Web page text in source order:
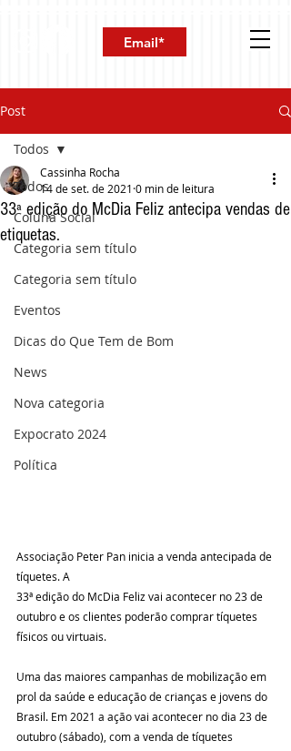
Post
Todos
Coluna Social
Categoria sem título
Categoria sem título
Eventos
Dicas do Que Tem de Bom
News
Nova categoria
Expocrato 2024
Política
Todos
33ª edição do McDia Feliz antecipa vendas de
etiquetas.
Cassinha Rocha
14 de set. de 2021 0 min de leitura
Associação Peter Pan inicia a venda antecipada de
tíquetes. A
33ª edição do McDia Feliz vai acontecer no 23 de
outubro e os clientes poderão comprar tíquetes
Uma das maiores campanhas de mobilização em
prol da saúde e educação de crianças e jovens do
Brasil. Em 2021 a ação vai acontecer no dia 23 de
outubro (sábado), com a venda de tíquetes